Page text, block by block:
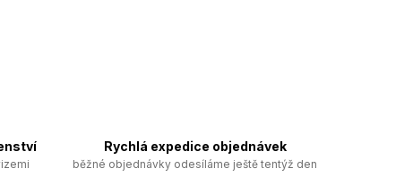
Rychlá expedice objednávek
běžné objednávky odesíláme ještě tentýž den